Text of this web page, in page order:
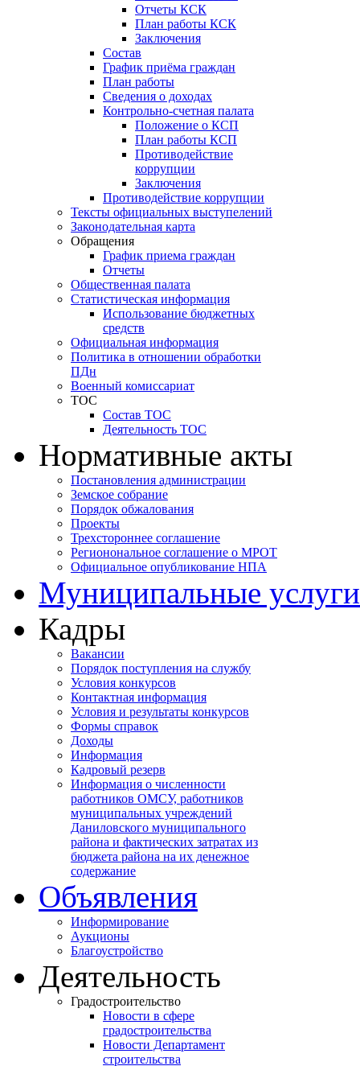
Отчеты КСК
План работы КСК
Заключения
Состав
График приёма граждан
План работы
Сведения о доходах
Контрольно-счетная палата
Положение о КСП
План работы КСП
Противодействие
коррупции
Заключения
Противодействие коррупции
Тексты официальных выступелений
Законодательная карта
Обращения
График приема граждан
Отчеты
Общественная палата
Статистическая информация
Использование бюджетных
средств
Официальная информация
Политика в отношении обработки
ПДн
Военный комиссариат
ТОС
Состав ТОС
Деятельность ТОС
Нормативные акты
Постановления администрации
Земское собрание
Порядок обжалования
Проекты
Трехстороннее соглашение
Регионональное соглашение о МРОТ
Официальное опубликование НПА
Муниципальные услуги
Кадры
Вакансии
Порядок поступления на службу
Условия конкурсов
Контактная информация
Условия и результаты конкурсов
Формы справок
Доходы
Информация
Кадровый резерв
Информация о численности
работников ОМСУ, работников
муниципальных учреждений
Даниловского муниципального
района и фактических затратах из
бюджета района на их денежное
содержание
Объявления
Информирование
Аукционы
Благоустройство
Деятельность
Градостроительство
Новости в сфере
градостроительства
Новости Департамент
строительства